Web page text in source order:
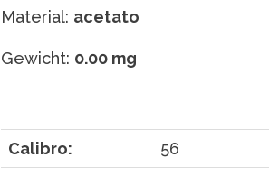
Material: acetato
Gewicht: 0.00 mg
Calibro:
56